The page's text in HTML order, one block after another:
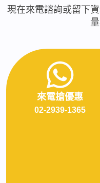
現在來電諮詢或留下
來電搶優惠
02-2939-1365